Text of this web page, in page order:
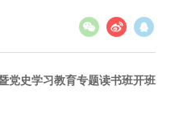
党史学习教育专题读书班开班